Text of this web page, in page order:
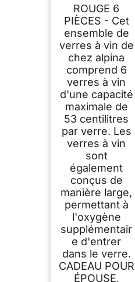
ROUGE 6
PIÈCES - Cet
ensemble de
verres à vin de
chez alpina
comprend 6
verres à vin
d'une capacité
maximale de
53 centilitres
par verre. Les
verres à vin
sont
également
conçus de
manière large,
permettant à
l'oxygène
supplémentair
e d'entrer
dans le verre.
CADEAU POUR
ÉPOUSE,